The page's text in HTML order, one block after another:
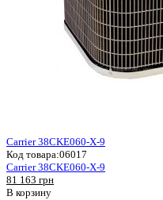
Carrier 38CKE060-X-9
Код товара:06017
Carrier 38CKE060-X-9
81 163 грн
В корзину